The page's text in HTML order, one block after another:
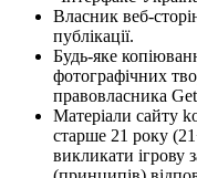
Власник веб-
публікації.
Будь-яке
фотографічних
правовласника
Матеріали сайту
старше 21 року
викликати ігрову